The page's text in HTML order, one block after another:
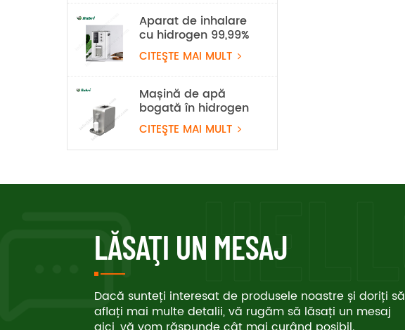
Aparat de inhalare
cu hidrogen 99,99%
Rubri 1800ml/min
CITEŞTE MAI MULT
Mașină de apă
bogată în hidrogen
PEM
CITEŞTE MAI MULT
LĂSAŢI UN MESAJ
Dacă sunteți interesat de produsele noastre și doriți să
aflați mai multe detalii, vă rugăm să lăsați un mesaj